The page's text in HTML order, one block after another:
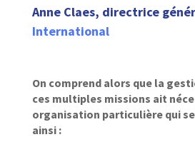
Anne Claes, directrice
International
On comprend alors que la
ces multiples missions ait
organisation particulière qui
ainsi :